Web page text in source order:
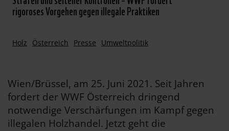
rigoroses Vorgehen gegen illegale Praktiken
Holz Österreich Presse Umweltpolitik
Wien/Brüssel, am 25. Juni 2021. Seit Jahren
fordert der WWF Österreich dringend
notwendige Verschärfungen im Kampf gegen
illegalen Holzhandel. Jetzt geht die